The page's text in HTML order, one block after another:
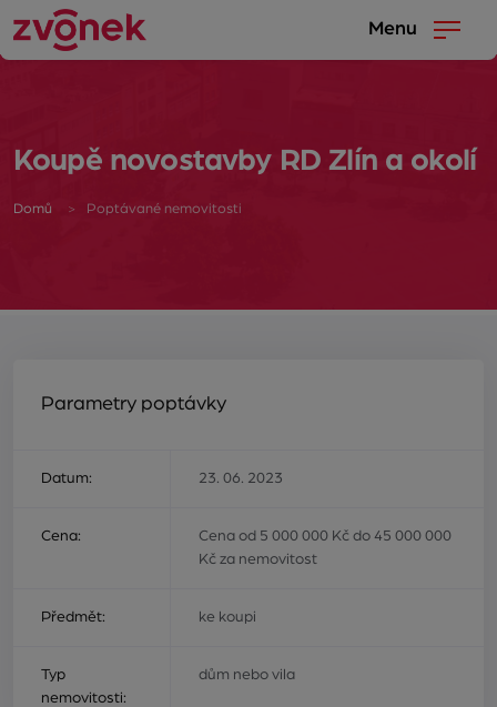
Menu
Koupě novostavby RD Zlín a okolí
Domů Poptávané nemovitosti
Parametry poptávky
Datum: 23. 06. 2023
Cena:
Cena od 5 000 000 Kč do 45 000 000
Kč za nemovitost
Předmět: ke koupi
Typ
nemovitosti:
dům nebo vila